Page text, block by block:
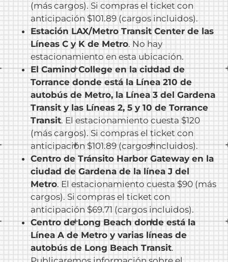
(más cargos). Si compras el ticket con
anticipación $101.89 (cargos incluidos).
Estación LAX/Metro Transit Center de las
Líneas C y K de Metro. No hay
estacionamiento en esta ubicación.
El Camino College en la ciudad de
Torrance donde está la Línea 210 de
autobús de Metro, la Línea 3 del Gardena
Transit y las Líneas 2, 5 y 10 de Torrance
Transit. El estacionamiento cuesta $120
(más cargos). Si compras el ticket con
anticipación $101.89 (cargos incluidos).
Centro de Tránsito Harbor Gateway en la
ciudad de Gardena de la línea J del
Metro. El estacionamiento cuesta $90 (más
cargos). Si compras el ticket con
anticipación $69.71 (cargos incluidos).
Centro de Long Beach donde está la
Línea A de Metro y varias líneas de
autobús de Long Beach Transit.